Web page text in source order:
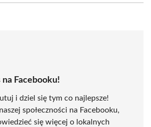
na Facebooku!
i dziel się tym co najlepsze!
społeczności na Facebooku,
się więcej o lokalnych